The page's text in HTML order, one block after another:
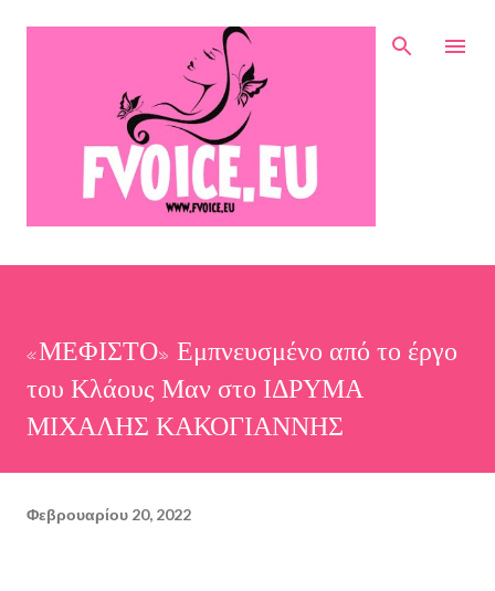
Μετάβαση στο κύριο περιεχόμενο
«ΜΕΦΙΣΤΟ» Εμπνευσμένο από το έργο
του Κλάους Μαν στο ΙΔΡΥΜΑ
ΜΙΧΑΛΗΣ ΚΑΚΟΓΙΑΝΝΗΣ
Φεβρουαρίου 20, 2022